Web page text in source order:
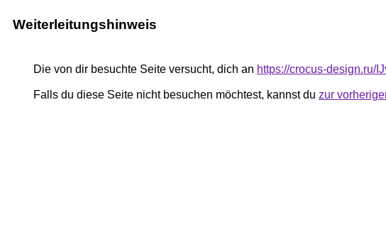
Weiterleitungshinweis
Die von dir besuchte Seite versucht, dich an https://crocus-design.ru/
Falls du diese Seite nicht besuchen möchtest, kannst du zur